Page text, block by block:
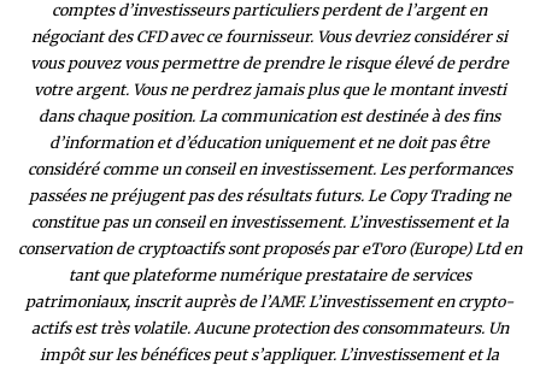
comptes d’investisseurs particuliers perdent de l’argent en
négociant des CFD avec ce fournisseur. Vous devriez considérer si
vous pouvez vous permettre de prendre le risque élevé de perdre
votre argent. Vous ne perdrez jamais plus que le montant investi
dans chaque position. La communication est destinée à des fins
d’information et d’éducation uniquement et ne doit pas être
considéré comme un conseil en investissement. Les performances
passées ne préjugent pas des résultats futurs. Le Copy Trading ne
constitue pas un conseil en investissement. L’investissement et la
conservation de cryptoactifs sont proposés par eToro (Europe) Ltd en
tant que plateforme numérique prestataire de services
patrimoniaux, inscrit auprès de l’AMF. L’investissement en crypto-
actifs est très volatile. Aucune protection des consommateurs. Un
impôt sur les bénéfices peut s’appliquer. L’investissement et la